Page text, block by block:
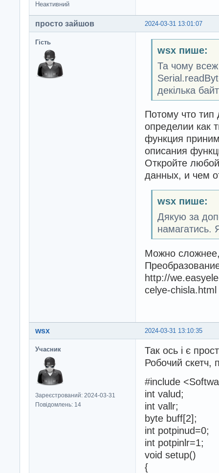
Неактивний
2024-03-31 13:01:07
просто зайшов
Гість
wsx пише:
Та чому
декілька
Потому что
определии как
функция
описания
Откройте
данных, и чем
wsx пише:
Дякую за
намагатись.
Можно
http://
celye-chisla.html
2024-03-31 13:10:35
wsx
Учасник
Зареєстрований: 2024-03-31
Повідомлень: 14
Так ось і є
Робочий скетч,
#include
int valud;
int vallr;
byte buff[2];
int potpinud=0;
int potpinlr=1;
void setup()
{